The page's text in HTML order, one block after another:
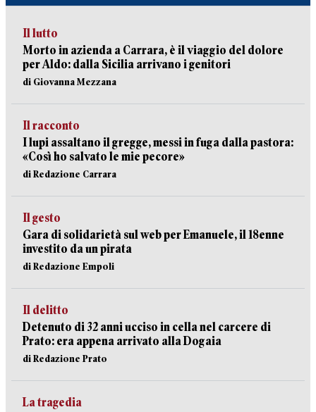
Il lutto
Morto in azienda a Carrara, è il viaggio del dolore
per Aldo: dalla Sicilia arrivano i genitori
di Giovanna Mezzana
Il racconto
I lupi assaltano il gregge, messi in fuga dalla pastora:
«Così ho salvato le mie pecore»
di Redazione Carrara
Il gesto
Gara di solidarietà sul web per Emanuele, il 18enne
investito da un pirata
di Redazione Empoli
Il delitto
Detenuto di 32 anni ucciso in cella nel carcere di
Prato: era appena arrivato alla Dogaia
di Redazione Prato
La tragedia